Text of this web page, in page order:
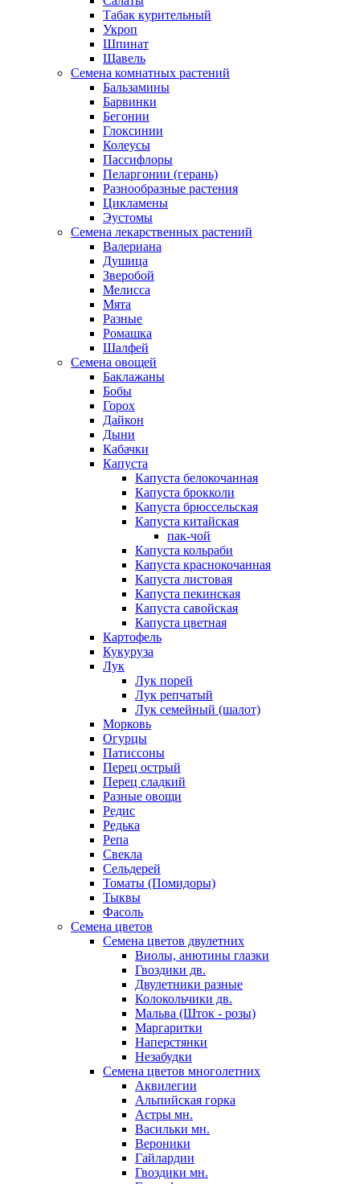
Табак курительный
Укроп
Шпинат
Щавель
Семена комнатных растений
Бальзамины
Барвинки
Бегонии
Глоксинии
Колеусы
Пассифлоры
Пеларгонии (герань)
Разнообразные растения
Цикламены
Эустомы
Семена лекарственных растений
Валериана
Душица
Зверобой
Мелисса
Мята
Разные
Ромашка
Шалфей
Семена овощей
Баклажаны
Бобы
Горох
Дайкон
Дыни
Кабачки
Капуста
Капуста белокочанная
Капуста брокколи
Капуста брюссельская
Капуста китайская
пак-чой
Капуста кольраби
Капуста краснокочанная
Капуста листовая
Капуста пекинская
Капуста савойская
Капуста цветная
Картофель
Кукуруза
Лук
Лук порей
Лук репчатый
Лук семейный (шалот)
Морковь
Огурцы
Патиссоны
Перец острый
Перец сладкий
Разные овощи
Редис
Редька
Репа
Свекла
Сельдерей
Томаты (Помидоры)
Тыквы
Фасоль
Семена цветов
Семена цветов двулетних
Виолы, анютины глазки
Гвоздики дв.
Двулетники разные
Колокольчики дв.
Мальва (Шток - розы)
Маргаритки
Наперстянки
Незабудки
Семена цветов многолетних
Аквилегии
Альпийская горка
Астры мн.
Васильки мн.
Вероники
Гайлардии
Гвоздики мн.